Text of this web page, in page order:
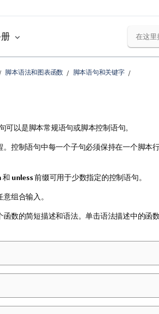
脚本语法和图表函数 脚本语句和关键字
以是脚本常规语句或脚本控制语句。
控制语句中每一个子句必须保持在一个脚本
和 unless前缀可用于少数指定的控制语句。
组合输入。
数的简短描述和语法。单击语法描述中的函